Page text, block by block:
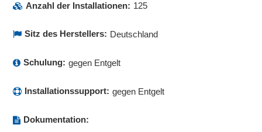
Anzahl der Installationen: 125
Sitz des Herstellers: Deutschland
Schulung: gegen Entgelt
Installationssupport: gegen Entgelt
Dokumentation: